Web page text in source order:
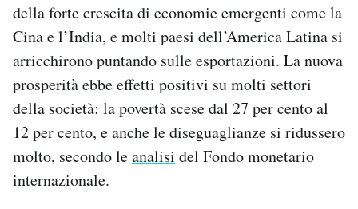
della forte crescita di economie emergenti come la
Cina e l’India, e molti paesi dell’America Latina si
arricchirono puntando sulle esportazioni. La nuova
prosperità ebbe effetti positivi su molti settori
della società: la povertà scese dal 27 per cento al
12 per cento, e anche le diseguaglianze si ridussero
molto, secondo leanalisi del Fondo monetario
internazionale.